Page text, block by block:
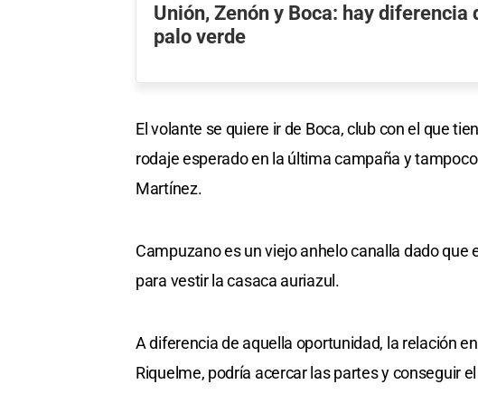
Unión, Zenón y Boca: hay diferencia
palo verde
El volante se quiere ir de Boca, club con el que
rodaje esperado en la última campaña y
Martínez.
Campuzano es un viejo anhelo canalla dado
para vestir la casaca auriazul.
A diferencia de aquella oportunidad, la relación
Riquelme, podría acercar las partes y conseguir